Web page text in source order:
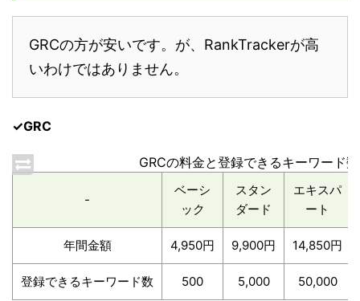
GRCの方が安いです。が、RankTrackerが高
いわけではありません。
✓GRC
GRCの料金と登録できるキーワード数
-
ベーシ
ック
スタン
ダード
エキスパ
ート
年間金額 4,950円 9,900円 14,850円
登録できるキーワード数 500 5,000 50,000